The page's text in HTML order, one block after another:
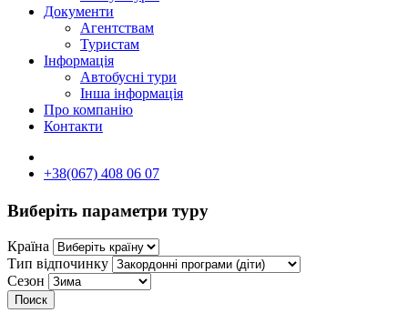
Документи
Агентствам
Туристам
Інформація
Автобусні тури
Інша інформація
Про компанію
Контакти
+38(067) 408 06 07
Виберіть параметри туру
Країна
Тип відпочинку
Сезон